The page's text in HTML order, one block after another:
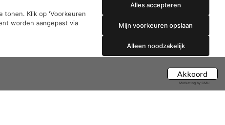
Akkoord
Klik op 'Voorkeuren
worden aangepast via
Alles accepteren
Mijn voorkeuren opslaan
Alleen noodzakelijk
Marketing by GMU